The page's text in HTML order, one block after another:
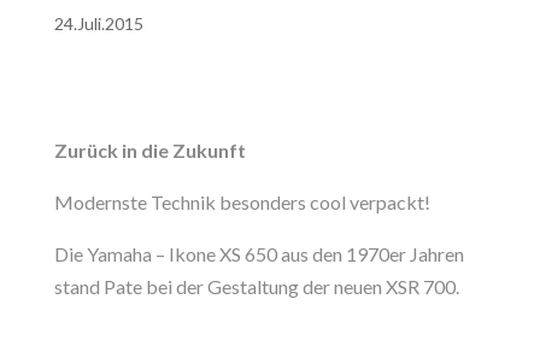
24.Juli.2015
Zurück in die Zukunft
Modernste Technik besonders cool verpackt!
Die Yamaha – Ikone XS 650 aus den 1970er Jahren
stand Pate bei der Gestaltung der neuen XSR 700.